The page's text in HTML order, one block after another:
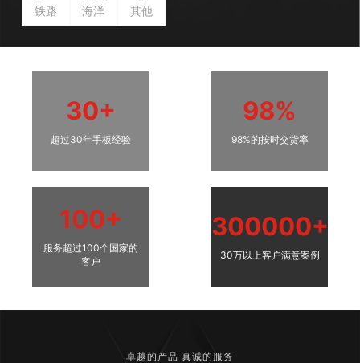
铁路 海洋 其他
30+
超过30年手板经验
98%
98%的按时交货率
100+
服务超过100个国家的
客户
300000+
30万以上客户满意案例
卓越的产品 真诚的服务